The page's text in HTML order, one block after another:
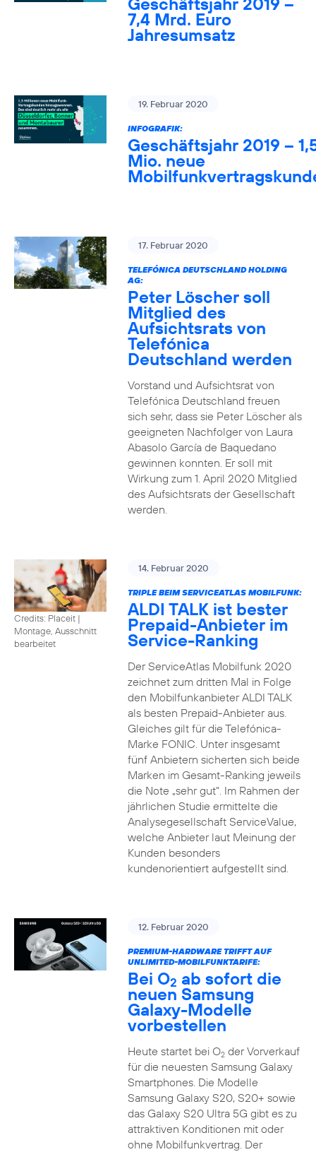
7,4 Mrd. Euro
Jahresumsatz
19. Februar 2020
INFOGRAFIK:
Geschäftsjahr 2019 –
Mio. neue
17. Februar 2020
TELEFÓNICA DEUTSCHLAND HOLDING
AG:
Peter Löscher soll
Mitglied des
Aufsichtsrats von
Telefónica
Deutschland werden
Vorstand und Aufsichtsrat von
Telefónica Deutschland freuen
sich sehr, dass sie Peter Löscher als
geeigneten Nachfolger von Laura
Abasolo García de Baquedano
gewinnen konnten. Er soll mit
Wirkung zum 1. April 2020 Mitglied
des Aufsichtsrats der Gesellschaft
werden.
Credits: Placeit |
Montage, Ausschnitt
bearbeitet
14. Februar 2020
TRIPLE BEIM SERVICEATLAS MOBILFUNK:
ALDI TALK ist bester
Prepaid-Anbieter im
Service-Ranking
Der ServiceAtlas Mobilfunk 2020
zeichnet zum dritten Mal in Folge
den Mobilfunkanbieter ALDI TALK
als besten Prepaid-Anbieter aus.
Gleiches gilt für die Telefónica-
Marke FONIC. Unter insgesamt
fünf Anbietern sicherten sich beide
Marken im Gesamt-Ranking jeweils
die Note „sehr gut“. Im Rahmen der
jährlichen Studie ermittelte die
Analysegesellschaft ServiceValue,
welche Anbieter laut Meinung der
Kunden besonders
kundenorientiert aufgestellt sind.
12. Februar 2020
PREMIUM-HARDWARE TRIFFT AUF
UNLIMITED-MOBILFUNKTARIFE:
Bei O2 ab sofort die
neuen Samsung
Galaxy-Modelle
vorbestellen
Heute startet bei O2der Vorverkauf
für die neuesten Samsung Galaxy
Smartphones. Die Modelle
Samsung Galaxy S20, S20+ sowie
das Galaxy S20 Ultra 5G gibt es zu
attraktiven Konditionen mit oder
ohne Mobilfunkvertrag. Der